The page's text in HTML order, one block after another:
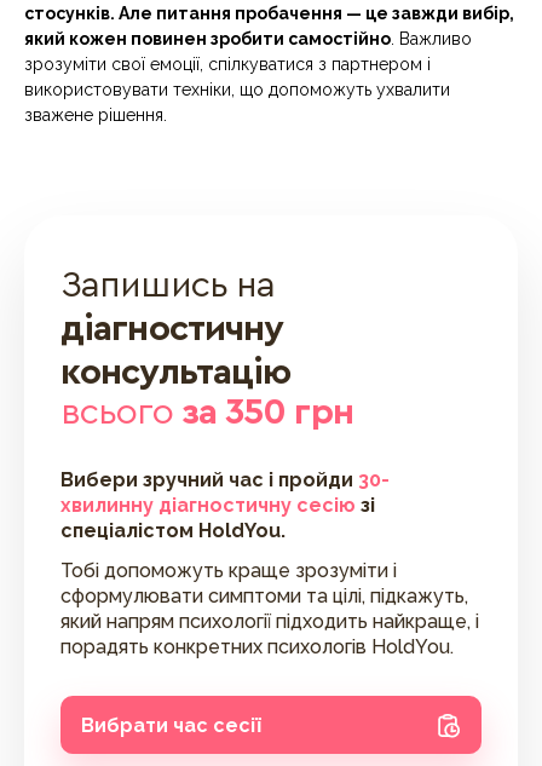
стосунків. Але питання пробачення — це завжди вибір,
який кожен повинен зробити самостійно. Важливо
зрозуміти свої емоції, спілкуватися з партнером і
використовувати техніки, що допоможуть ухвалити
зважене рішення.
Запишись на
діагностичну
консультацію
всього за 350 грн
Вибери зручний час і пройди 30-
хвилинну діагностичну сесію зі
спеціалістом HoldYou.
Тобі допоможуть краще зрозуміти і
сформулювати симптоми та цілі, підкажуть,
який напрям психології підходить найкраще, і
порадять конкретних психологів HoldYou.
Вибрати час сесії